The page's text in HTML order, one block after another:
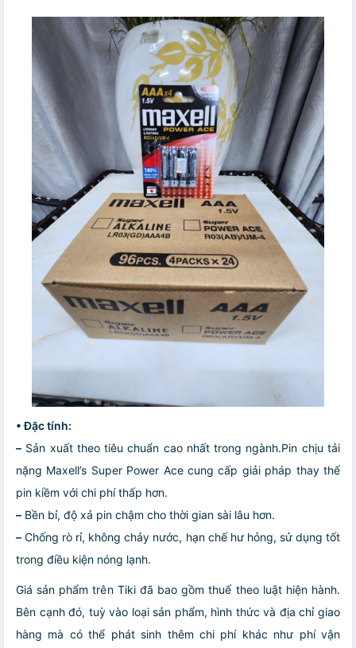
• Đặc tính:
– Sản xuất theo tiêu chuẩn cao nhất trong ngành.Pin chịu tải
nặng Maxell’s Super Power Ace cung cấp giải pháp thay thế
pin kiềm với chi phí thấp hơn.
– Bền bỉ, độ xả pin chậm cho thời gian sài lâu hơn.
– Chống rò rỉ, không chảy nước, hạn chế hư hỏng, sử dụng tốt
trong điều kiện nóng lạnh.
Giá sản phẩm trên Tiki đã bao gồm thuế theo luật hiện hành.
Bên cạnh đó, tuỳ vào loại sản phẩm, hình thức và địa chỉ giao
hàng mà có thể phát sinh thêm chi phí khác như phí vận